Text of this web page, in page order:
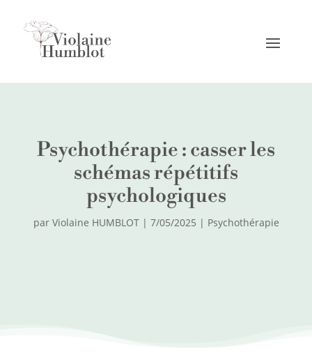
Psychothérapie : casser les
schémas répétitifs
psychologiques
par Violaine HUMBLOT| 7/05/2025 | Psychothérapie